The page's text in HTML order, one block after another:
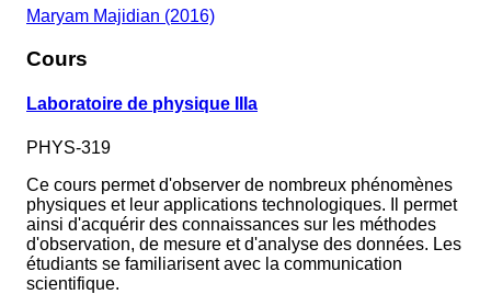
Maryam Majidian (2016)
Cours
Laboratoire de physique IIIa
PHYS-319
Ce cours permet d'observer de nombreux phénomènes
physiques et leur applications technologiques. Il permet
ainsi d'acquérir des connaissances sur les méthodes
d'observation, de mesure et d'analyse des données. Les
étudiants se familiarisent avec la communication
scientifique.